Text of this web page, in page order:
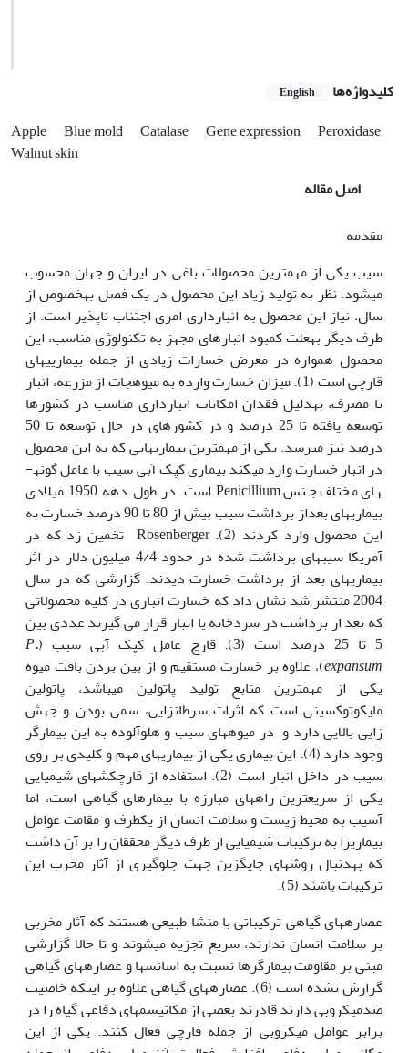
کلیدواژه‌ها English
Apple Blue mold Catalase Gene expression
Peroxidase
Walnut skin
اصل مقاله
مقدمه
سیب یکی از مهم­ترین محصولات باغی در ایران و جهان محسوب
می­شود. نظر به تولید زیاد این محصول در یک فصل بهخصوص از
سال، نیاز این محصول به انبارداری امری اجتناب ناپذیر است. از
طرف دیگر بهعلت کمبود انبارهای مجهز به تکنولوژی مناسب، این
محصول همواره در معرض خسارات زیادی از جمله بیماریی­های
قارچی است (1). میزان خسارت وارده به میوه­جات از مزرعه، انبار
تا مصرف، بهدلیل فقدان امکانات انبارداری مناسب در کشورها
توسعه یافته تا 25 درصد و در کشورهای در حال توسعه تا 50
درصد نیز می­رسد. یکی از مهم­ترین بیماریهایی که به این محصول
در انبار خسارت وارد میکند بیماری کپک آبی سیب با عامل گونه­
های مختلف جنس Penicillium است. در طول دهه 1950 میلادی
بیماری­های بعداز برداشت سیب بیش از 80 تا 90 درصد خسارت به
این محصول وارد کردند (2). Rosenberger تخمین زد که در
آمریکا سیب­های برداشت شده در حدود 4/4 میلیون دلار در اثر
بیماریهای بعد از برداشت خسارت دیدند. گزارشی که در سال
2004 منتشر شد نشان داد که خسارت انباری در کلیه محصولاتی
که بعد از برداشت در سردخانه یا انبار قرار می گیرند عددی بین
5 تا 25 درصد است (3). قارچ عامل کپک آبی سیب (
P.
expansum)، علاوه بر خسارت مستقیم و از بین بردن بافت میوه
یکی از مهم­ترین منابع تولید پاتولین می­باشد، پاتولین
مایکوتوکسینی است که اثرات سرطانزایی، سمی بودن و جهش
زایی بالایی دارد و در میوه­­های سیب و هلوآلوده به این بیمارگر
وجود دارد (4). این بیماری یکی از بیماری­های مهم و کلیدی بر روی
سیب در داخل انبار است (2). استفاده از قارچکش­های شیمیایی
یکی از سریع­ترین راه­های مبارزه با بیمار­های گیاهی است، اما
آسیب به محیط زیست و سلامت انسان از یکطرف و مقامت عوامل
بیماری­زا به ترکیبات شیمیایی از طرف دیگر محققان را بر آن داشت
که بهدنبال روشهای جایگزین جهت جلوگیری از آثار مخرب این
ترکیبات باشند (5).
عصاره­های گیاهی ترکیباتی با منشا طبیعی هستند که آثار مخربی
بر سلامت انسان ندارند، سریع تجزیه می­شوند و تا حالا گزارشی
مبنی بر مقاومت بیمارگرها نسبت به اسانس­ها و عصاره­های گیاهی
گزارش نشده است (6). عصاره­های گیاهی علاوه بر اینکه خاصیت
ضدمیکروبی دارند قادرند بعضی از مکانیسم­های دفاعی گیاه را در
برابر عوامل میکروبی از جمله قارچی فعال کنند. یکی از این